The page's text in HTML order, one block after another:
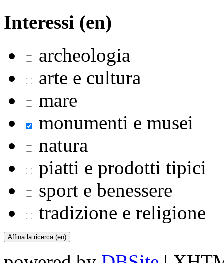
Interessi (en)
archeologia
arte e cultura
mare
monumenti e musei
natura
piatti e prodotti tipici
sport e benessere
tradizione e religione